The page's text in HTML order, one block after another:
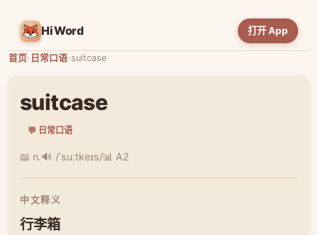
HiWord 打开 App
首页› 日常口语›suitcase
suitcase
💬 日常口语
📖 n.🔊 /ˈsuːtkeɪs/📊 A2
中文释义
行李箱